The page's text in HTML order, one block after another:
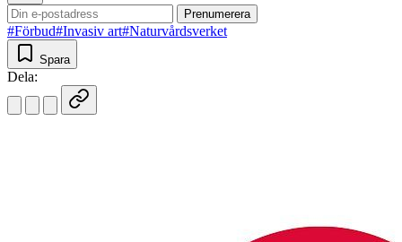
Prenumerera
#Förbud#Invasiv art#Naturvårdsverket
Spara
Dela: